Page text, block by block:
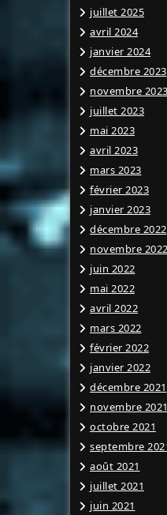
juillet 2025
avril 2024
janvier 2024
décembre 2023
novembre 2023
juillet 2023
mai 2023
avril 2023
mars 2023
février 2023
janvier 2023
décembre 2022
novembre 2022
juin 2022
mai 2022
avril 2022
mars 2022
février 2022
janvier 2022
décembre 2021
novembre 2021
octobre 2021
septembre
août 2021
juillet 2021
juin 2021